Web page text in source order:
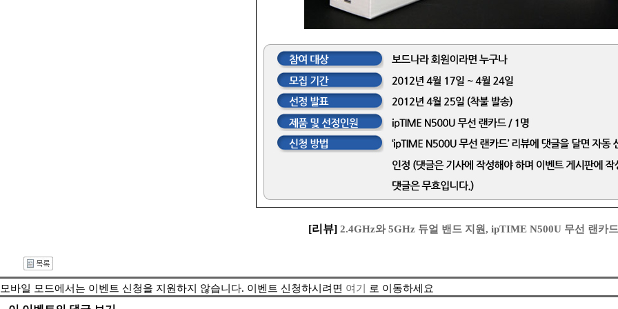
[리뷰] 2.4GHz와 5GHz 듀얼 밴드 지원, ipTIME N500U 무선 랜카드
모바일 모드에서는 이벤트 신청을 지원하지 않습니다. 이벤트 신청하시려면 여기 로 이동하세요